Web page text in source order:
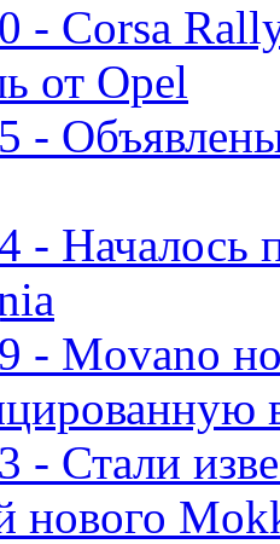
- Corsa
от Opel
-
- Началось
- Movano
- Стали
нового